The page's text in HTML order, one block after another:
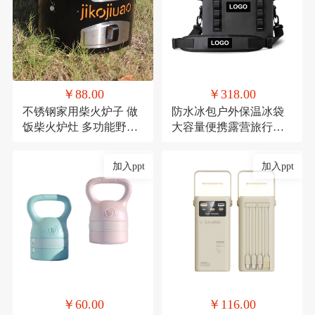
￥88.00
不锈钢家用柴火炉子 做
饭柴火炉灶 多功能野餐
￥318.00
防水冰包户外保温冰袋
大容量便携露营旅行保
加入ppt
￥60.00
加入ppt
￥116.00